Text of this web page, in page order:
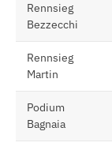
Rennsieg
Bezzecchi
Rennsieg
Martin
Podium
Bagnaia